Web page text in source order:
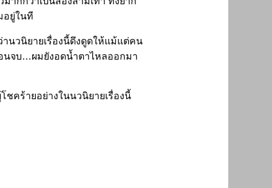
อยู่ในที
นวนิยายเรื่องนี้ดึงดูดให้แม้แต่คน
อนจบ…ผมยังอดน้ำตาไหลออกมา
ชคร้ายอย่างในนวนิยายเรื่องนี้